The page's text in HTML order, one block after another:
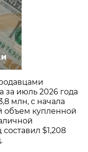
июль 2026 года
млн, с начала
объем купленной
$1,208